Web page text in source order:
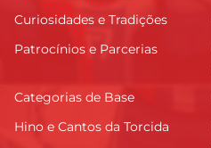
Curiosidades e Tradições
Patrocínios e Parcerias
Categorias de Base
Hino e Cantos da Torcida